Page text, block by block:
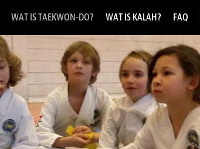
WAT IS TAEKWON-DO? WAT IS KALAH? FAQ